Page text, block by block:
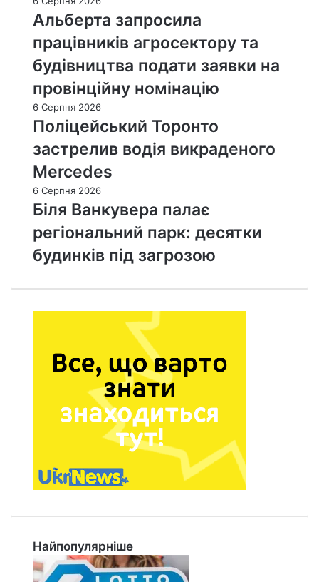
Альберта запросила
працівників агросектору та
будівництва подати заявки на
провінційну номінацію
6 Серпня 2026
Поліцейський Торонто
застрелив водія викраденого
Mercedes
6 Серпня 2026
Біля Ванкувера палає
регіональний парк: десятки
будинків під загрозою
Найпопулярніше